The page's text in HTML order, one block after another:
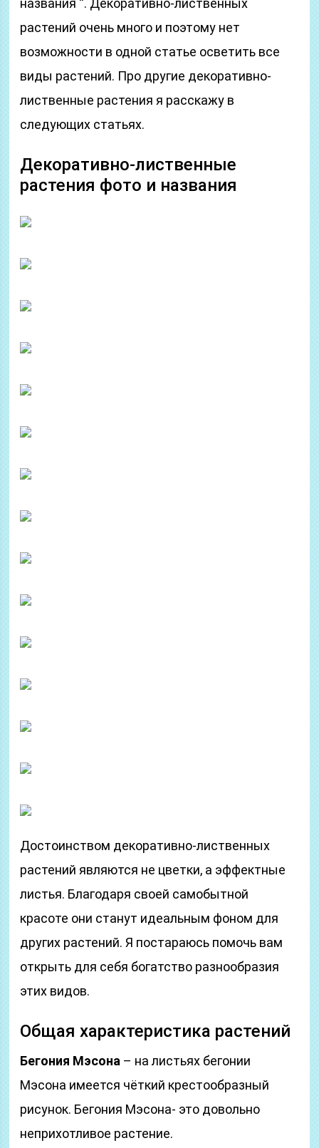
названия “. Декоративно-лиственных
растений очень много и поэтому нет
возможности в одной статье осветить все
виды растений. Про другие декоративно-
лиственные растения я расскажу в
следующих статьях.
Декоративно-лиственные
растения фото и названия
Достоинством декоративно-лиственных
растений являются не цветки, а эффектные
листья. Благодаря своей самобытной
красоте они станут идеальным фоном для
других растений. Я постараюсь помочь вам
открыть для себя богатство разнообразия
этих видов.
Общая характеристика растений
Бегония Мэсона – на листьях бегонии
Мэсона имеется чёткий крестообразный
рисунок. Бегония Мэсона- это довольно
неприхотливое растение.